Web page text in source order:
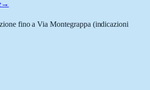
→
fino aVia Montegrappa (indicazioni